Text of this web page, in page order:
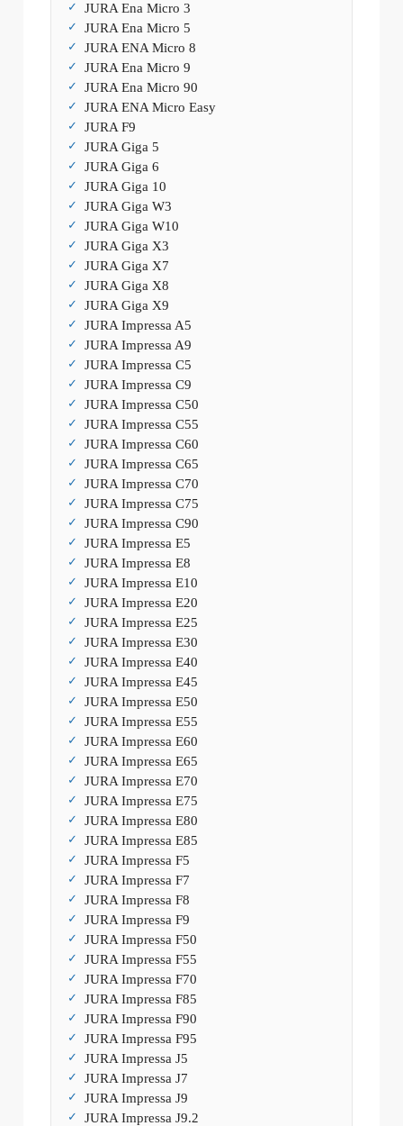
JURA Ena Micro 3
JURA Ena Micro 5
JURA ENA Micro 8
JURA Ena Micro 9
JURA Ena Micro 90
JURA ENA Micro Easy
JURA F9
JURA Giga 5
JURA Giga 6
JURA Giga 10
JURA Giga W3
JURA Giga W10
JURA Giga X3
JURA Giga X7
JURA Giga X8
JURA Giga X9
JURA Impressa A5
JURA Impressa A9
JURA Impressa C5
JURA Impressa C9
JURA Impressa C50
JURA Impressa C55
JURA Impressa C60
JURA Impressa C65
JURA Impressa C70
JURA Impressa C75
JURA Impressa C90
JURA Impressa E5
JURA Impressa E8
JURA Impressa E10
JURA Impressa E20
JURA Impressa E25
JURA Impressa E30
JURA Impressa E40
JURA Impressa E45
JURA Impressa E50
JURA Impressa E55
JURA Impressa E60
JURA Impressa E65
JURA Impressa E70
JURA Impressa E75
JURA Impressa E80
JURA Impressa E85
JURA Impressa F5
JURA Impressa F7
JURA Impressa F8
JURA Impressa F9
JURA Impressa F50
JURA Impressa F55
JURA Impressa F70
JURA Impressa F85
JURA Impressa F90
JURA Impressa F95
JURA Impressa J5
JURA Impressa J7
JURA Impressa J9
JURA Impressa J9.2